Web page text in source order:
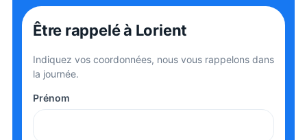
Être rappeléà Lorient
Indiquez vos coordonnées, nous vous rappelons dans
la journée.
Prénom